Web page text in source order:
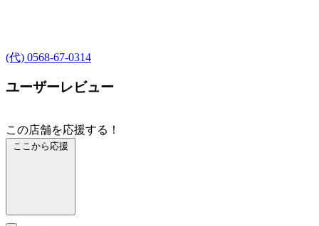
(代) 0568-67-0314
ユーザーレビュー
この店舗を応援する！
ここから応援